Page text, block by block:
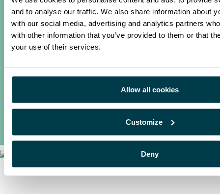
and to analyse our traffic. We also share information about
with our social media, advertising and analytics partners
with other information that you’ve provided to them or that
your use of their services.
Allow all cookies
Customize
Deny